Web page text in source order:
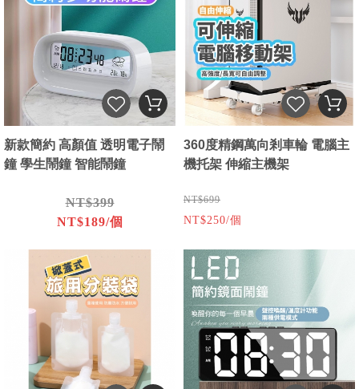
新款簡約 高顏值 透明電子鬧
鐘 學生鬧鐘 智能鬧鐘
NT$399
NT$189/個
360度精鋼萬向剎車輪 電腦主
機托架 伸縮主機架
NT$699
NT$250/個